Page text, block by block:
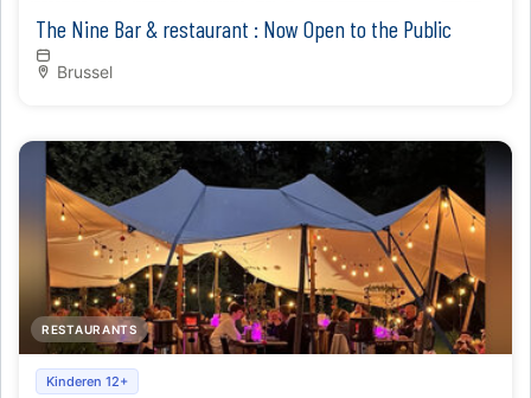
The Nine Bar & restaurant : Now Open to the Public
Brussel
RESTAURANTS
Peruaans Pop up restaurant
Kinderen 12+